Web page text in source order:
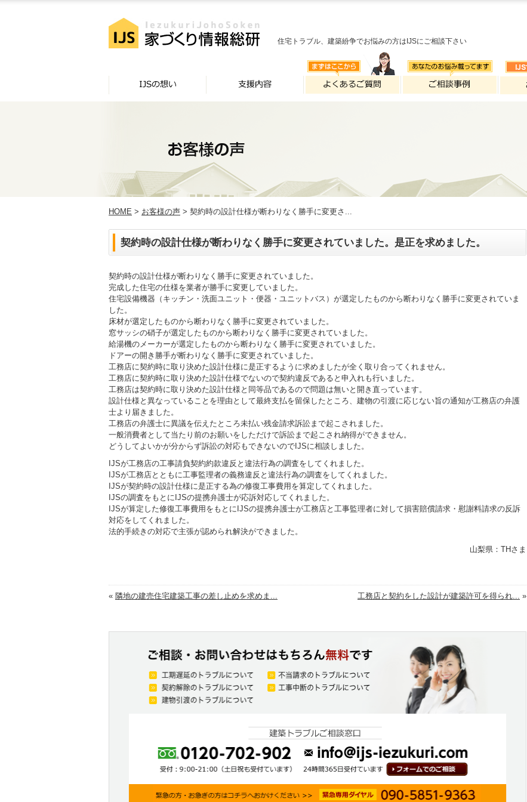
住宅トラブル、建築紛争でお悩みの方はIJSにご相談下さい
HOME > お客様の声 > 契約時の設計仕様が断わりなく勝手に変更さ...
契約時の設計仕様が断わりなく勝手に変更されていました。是正を求めました。
契約時の設計仕様が断わりなく勝手に変更されていました。
完成した住宅の仕様を業者が勝手に変更していました。
住宅設備機器（キッチン・洗面ユニット・便器・ユニットバス）が選定したものから断わりなく勝手に変更されていま
した。
床材が選定したものから断わりなく勝手に変更されていました。
窓サッシの硝子が選定したものから断わりなく勝手に変更されていました。
給湯機のメーカーが選定したものから断わりなく勝手に変更されていました。
ドアーの開き勝手が断わりなく勝手に変更されていました。
工務店に契約時に取り決めた設計仕様に是正するように求めましたが全く取り合ってくれません。
工務店に契約時に取り決めた設計仕様でないので契約違反であると申入れも行いました。
工務店は契約時に取り決めた設計仕様と同等品であるので問題は無いと開き直っています。
設計仕様と異なっていることを理由として最終支払を留保したところ、建物の引渡に応じない旨の通知が工務店の弁護
士より届きました。
工務店の弁護士に異議を伝えたところ未払い残金請求訴訟まで起こされました。
一般消費者として当たり前のお願いをしただけで訴訟まで起こされ納得ができません。
どうしてよいかが分からず訴訟の対応もできないのでIJSに相談しました。
IJSが工務店の工事請負契約約款違反と違法行為の調査をしてくれました。
IJSが工務店とともに工事監理者の義務違反と違法行為の調査をしてくれました。
IJSが契約時の設計仕様に是正する為の修復工事費用を算定してくれました。
IJSの調査をもとにIJSの提携弁護士が応訴対応してくれました。
IJSが算定した修復工事費用をもとにIJSの提携弁護士が工務店と工事監理者に対して損害賠償請求・慰謝料請求の反訴
対応をしてくれました。
法的手続きの対応で主張が認められ解決ができました。
山梨県：THさま
« 隣地の建売住宅建築工事の差し止めを求めま... 工務店と契約をした設計が建築許可を得られ... »